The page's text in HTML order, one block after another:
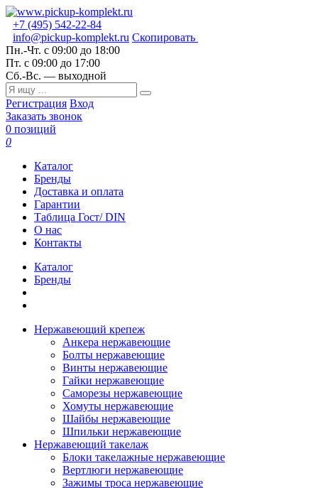
+7 (495) 542-22-84
info@pickup-komplekt.ru Скопировать
Пн.-Чт. с 09:00 до 18:00
Пт. с 09:00 до 17:00
Сб.-Вс. — выходной
Регистрация Вход
Заказать звонок
0 позиций
0
Каталог
Бренды
Доставка и оплата
Гарантии
Таблица Гост/ DIN
О нас
Контакты
Каталог
Бренды
Нержавеющий крепеж
Анкера нержавеющие
Болты нержавеющие
Винты нержавеющие
Гайки нержавеющие
Саморезы нержавеющие
Хомуты нержавеющие
Шайбы нержавеющие
Шпильки нержавеющие
Нержавеющий такелаж
Блоки такелажные нержавеющие
Вертлюги нержавеющие
Зажимы троса нержавеющие